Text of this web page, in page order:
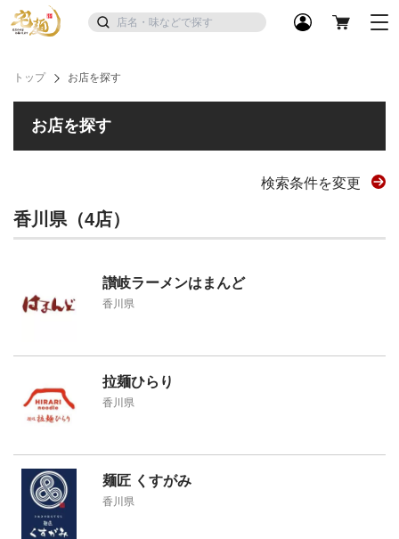
トップ お店を探す
お店を探す
検索条件を変更
香川県（4店）
讃岐ラーメンはまんど
香川県
拉麺ひらり
香川県
麺匠 くすがみ
香川県